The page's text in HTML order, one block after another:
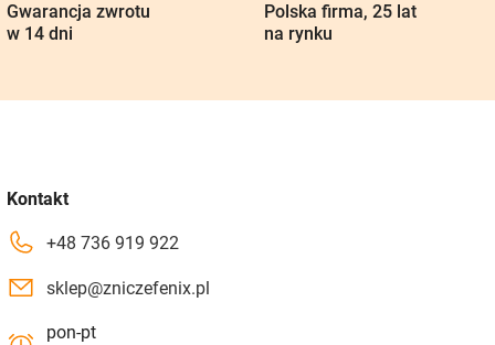
Gwarancja zwrotu
w 14 dni
Polska firma, 25 lat
na rynku
Kontakt
+48 736 919 922
sklep@zniczefenix.pl
pon-pt